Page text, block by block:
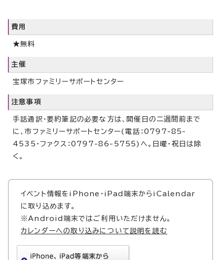
費用
★無料
主催
宝塚市ファミリーサポートセンター
注意事項
手話通訳・要約筆記の必要な方は、開催日の二週間前まで
に、市ファミリーサポートセンター(電話：0797-85-
4535・ファクス：0797-86-5755)へ。日曜・祝日は除
く。
イベント情報をiPhone・iPad端末からiCalendar
に取り込めます。
※Android端末ではご利用いただけません。
カレンダーへの取り込みについて説明を読む